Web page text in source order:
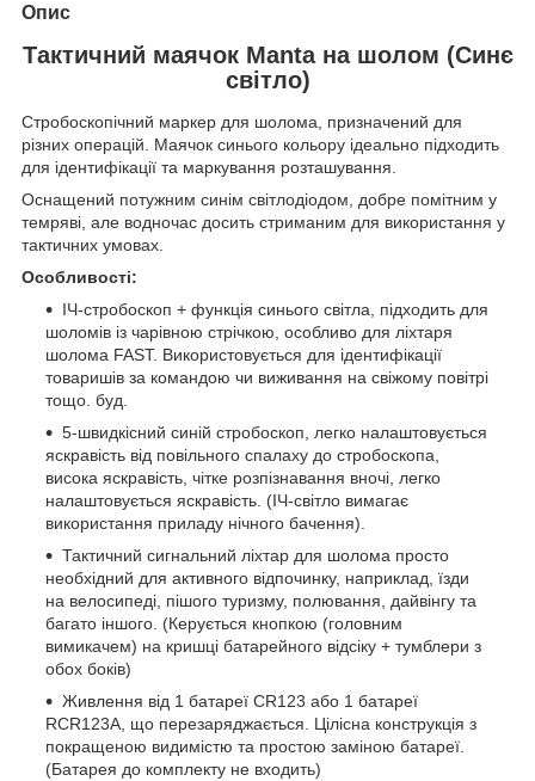
Опис
Тактичний маячок Manta на шолом (Синє
світло)
Cтробоскопічний маркер для шолома, призначений для
різних операцій. Маячок синього кольору ідеально підходить
для ідентифікації та маркування розташування.
Оснащений потужним синім світлодіодом, добре помітним у
темряві, але водночас досить стриманим для використання у
тактичних умовах.
Особливості:
ІЧ-стробоскоп + функція синього світла, підходить для
шоломів із чарівною стрічкою, особливо для ліхтаря
шолома FAST. Використовується для ідентифікації
товаришів за командою чи виживання на свіжому повітрі
тощо. буд.
5-швидкісний синій стробоскоп, легко налаштовується
яскравість від повільного спалаху до стробоскопа,
висока яскравість, чітке розпізнавання вночі, легко
налаштовується яскравість. (ІЧ-світло вимагає
використання приладу нічного бачення).
Тактичний сигнальний ліхтар для шолома просто
необхідний для активного відпочинку, наприклад, їзди
на велосипеді, пішого туризму, полювання, дайвінгу та
багато іншого. (Керується кнопкою (головним
вимикачем) на кришці батарейного відсіку + тумблери з
обох боків)
Живлення від 1 батареї CR123 або 1 батареї
RCR123A, що перезаряджається. Цілісна конструкція з
покращеною видимістю та простою заміною батареї.
(Батарея до комплекту не входить)